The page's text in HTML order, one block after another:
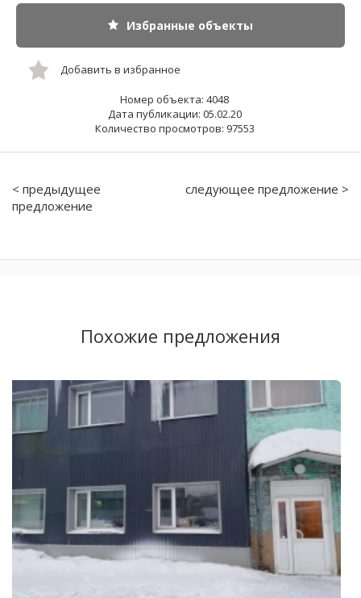
Избранные объекты
Добавить в избранное
Номер объекта: 4048
Дата публикации: 05.02.20
Количество просмотров: 97553
< предыдущее
предложение
следующее предложение >
Похожие предложения